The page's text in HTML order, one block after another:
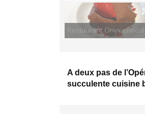
A deux pas de
succulente cuisine